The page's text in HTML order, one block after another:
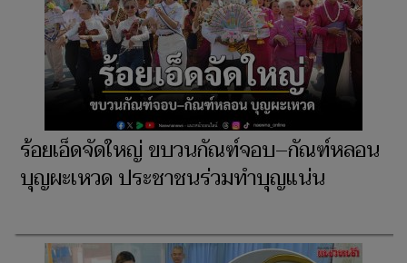
ร้อยเอ็ดจัดใหญ่ ขบวนกัณฑ์จอบ–กัณฑ์หลอน
บุญผะเหวด ประชาชนร่วมทำบุญแน่น